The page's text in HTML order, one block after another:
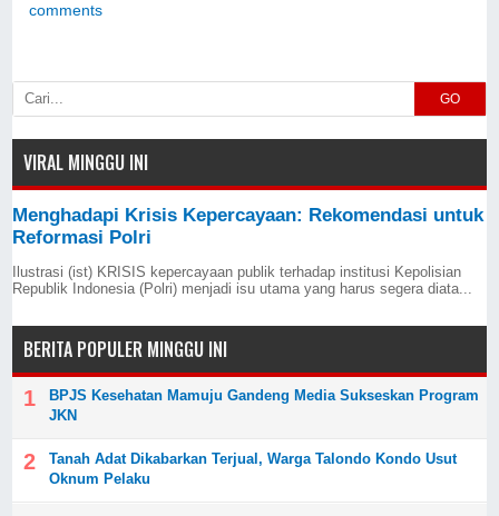
comments
GO
VIRAL MINGGU INI
Menghadapi Krisis Kepercayaan: Rekomendasi untuk
Reformasi Polri
Ilustrasi (ist) KRISIS kepercayaan publik terhadap institusi Kepolisian
Republik Indonesia (Polri) menjadi isu utama yang harus segera diata...
BERITA POPULER MINGGU INI
BPJS Kesehatan Mamuju Gandeng Media Sukseskan Program
JKN
Tanah Adat Dikabarkan Terjual, Warga Talondo Kondo Usut
Oknum Pelaku